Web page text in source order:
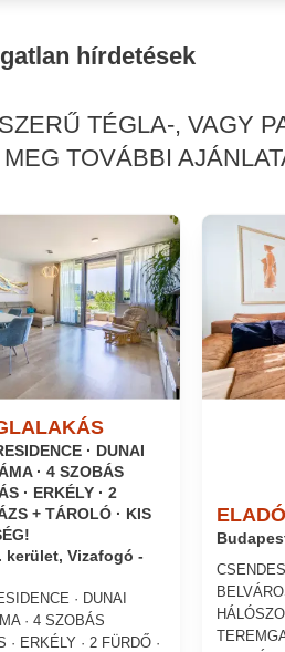
hírdetések
TÉGLA-, VAGY
TOVÁBBI
· DUNAI
· 4 SZOBÁS
· ERKÉLY · 2
+ TÁROLÓ · KIS
kerület, Vizafogó -
· DUNAI
· 4 SZOBÁS
ERKÉLY · 2 FÜRDŐ ·